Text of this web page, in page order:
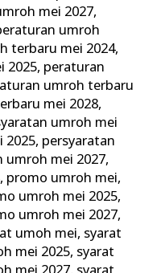
mei 2027,
umroh
terbaru mei 2024,
2025, peraturan
umroh terbaru
mei 2028,
umroh mei
2025, persyaratan
umroh mei 2027,
, promo umroh mei,
umroh mei 2025,
umroh mei 2027,
umoh mei, syarat
mei 2025, syarat